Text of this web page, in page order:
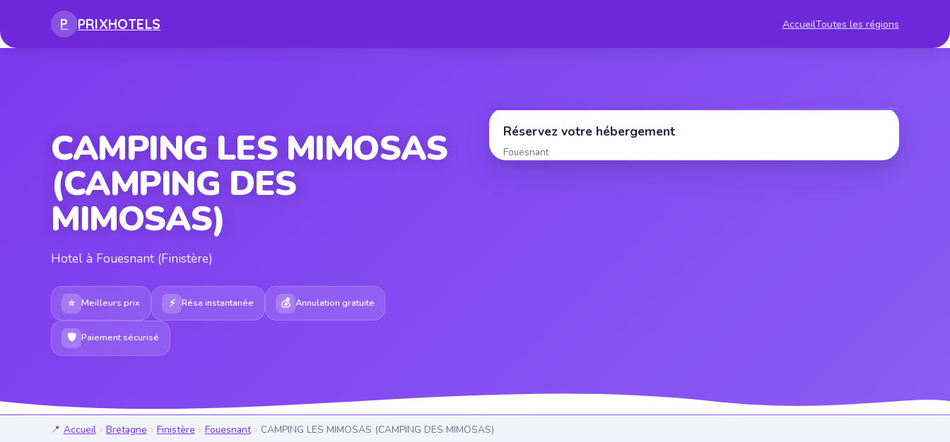
P PRIXHOTELS AccueilToutes les régions
CAMPING LES MIMOSAS
(CAMPING DES
MIMOSAS)
Hotel à Fouesnant (Finistère)
⭐ Meilleurs prix ⚡ Résa instantanée 💰 Annulation gratuite
🛡 Paiement sécurisé
Réservez votre hébergement
Fouesnant
Accueil Bretagne Finistère Fouesnant CAMPING LES MIMOSAS (CAMPING DES MIMOSAS)